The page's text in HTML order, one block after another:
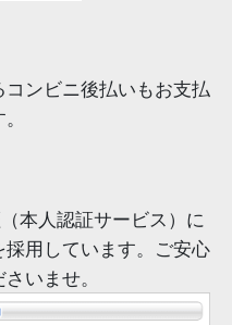
ンビニ後払いもお支払
本人認証サービス）に
用しています。ご安心
いませ。